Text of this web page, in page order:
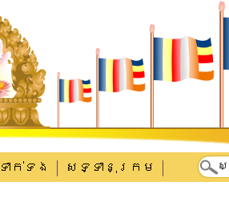
ទាក់​ទង
សទ្ទានុក្រម